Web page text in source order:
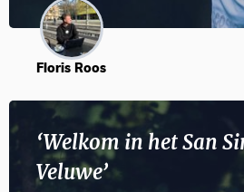
Floris Roos
‘Welkom in het San
Veluwe’